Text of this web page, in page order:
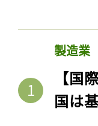
製造業
【国
国は